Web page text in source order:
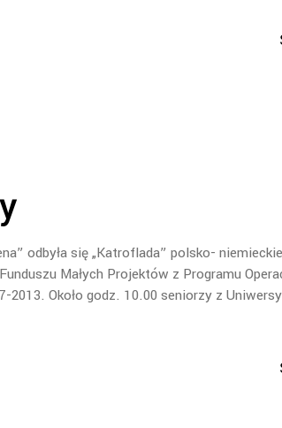
odbyła się „Katroflada” polsko- niemieckie
Małych Projektów z Programu
2013. Około godz. 10.00 seniorzy z